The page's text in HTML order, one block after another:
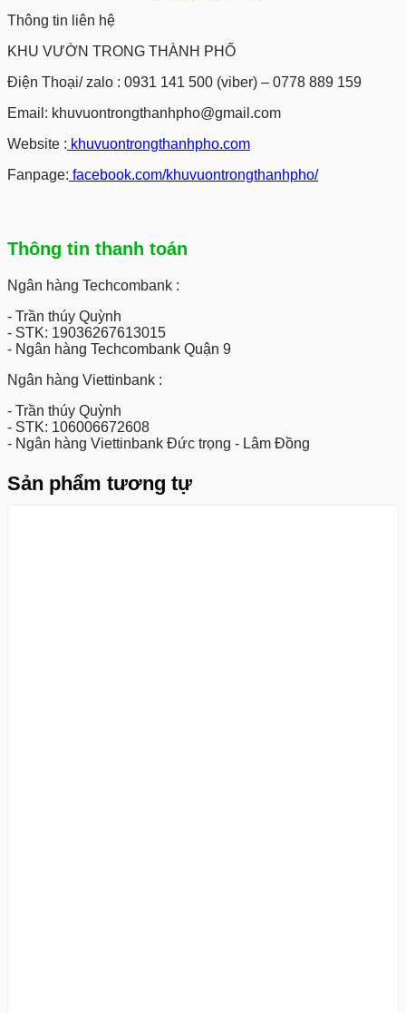
Thông tin liên hệ
KHU VƯỜN TRONG THÀNH PHỐ
Điện Thoại/ zalo : 0931 141 500 (viber) – 0778 889 159
Email: khuvuontrongthanhpho@gmail.com
Website : khuvuontrongthanhpho.com
Fanpage: facebook.com/khuvuontrongthanhpho/
Thông tin thanh toán
Ngân hàng Techcombank :
- Trần thúy Quỳnh
- STK: 19036267613015
- Ngân hàng Techcombank Quận 9
Ngân hàng Viettinbank :
- Trần thúy Quỳnh
- STK: 106006672608
- Ngân hàng Viettinbank Đức trọng - Lâm Đồng
Sản phẩm tương tự